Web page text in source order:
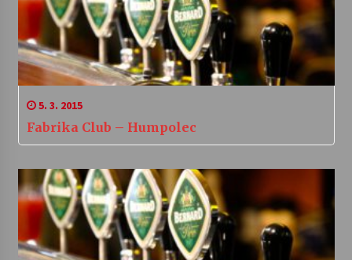
5. 3. 2015
Fabrika Club – Humpolec